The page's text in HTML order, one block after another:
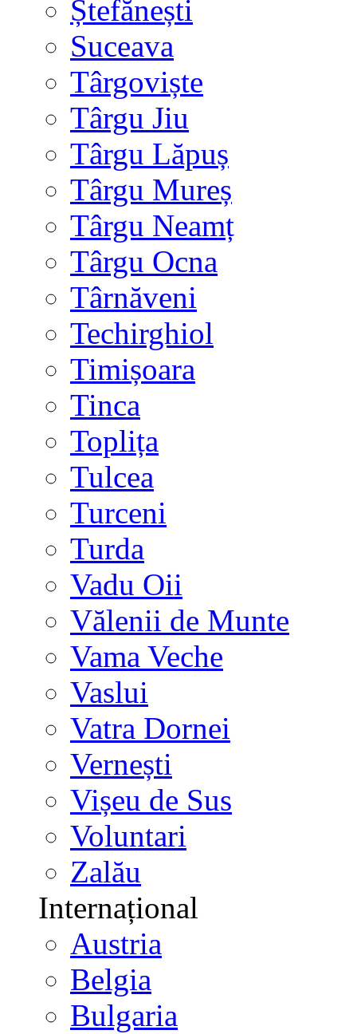
Ștefănești
Suceava
Târgoviște
Târgu Jiu
Târgu Lăpuș
Târgu Mureș
Târgu Neamț
Târgu Ocna
Târnăveni
Techirghiol
Timișoara
Tinca
Toplița
Tulcea
Turceni
Turda
Vadu Oii
Vălenii de Munte
Vama Veche
Vaslui
Vatra Dornei
Vernești
Vișeu de Sus
Voluntari
Zalău
Internațional
Austria
Belgia
Bulgaria